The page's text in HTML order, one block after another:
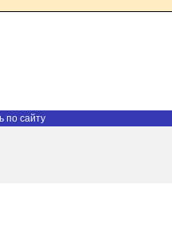
по сайту